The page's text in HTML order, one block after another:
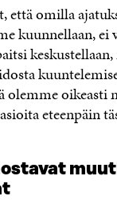
että omilla
kuunnellaan, ei
olemme oikeasti
eteenpäin